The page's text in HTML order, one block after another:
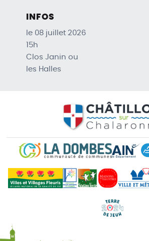
INFOS
le 08 juillet 2026
15h
Clos Janin ou
les Halles